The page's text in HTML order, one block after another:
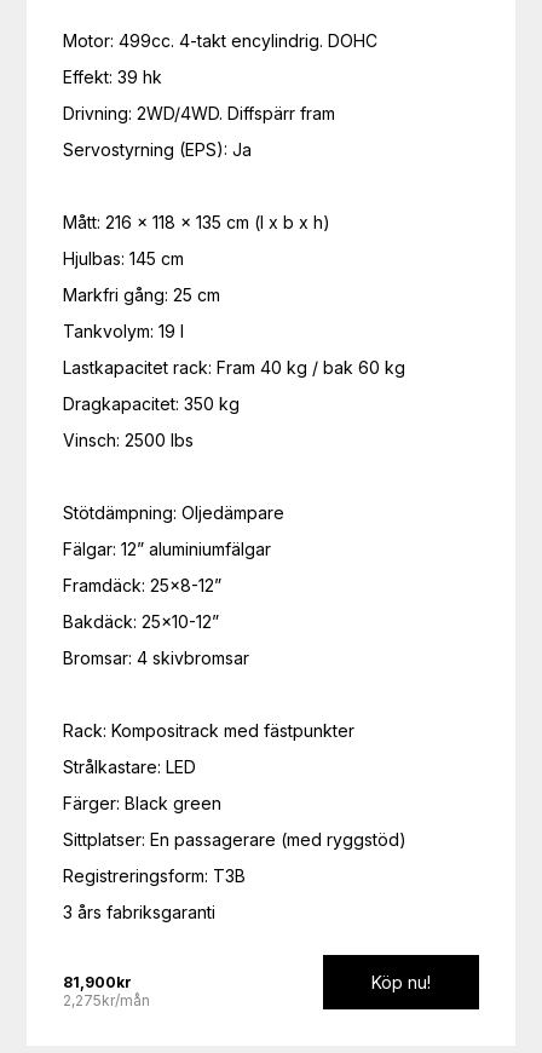
Motor: 499cc. 4-takt encylindrig. DOHC
Effekt: 39 hk
Drivning: 2WD/4WD. Diffspärr fram
Servostyrning (EPS): Ja
Mått: 216 x 118 x 135 cm (l x b x h)
Hjulbas: 145 cm
Markfri gång: 25 cm
Tankvolym: 19 l
Lastkapacitet rack: Fram 40 kg / bak 60 kg
Dragkapacitet: 350 kg
Vinsch: 2500 lbs
Stötdämpning: Oljedämpare
Fälgar: 12” aluminiumfälgar
Framdäck: 25×8-12”
Bakdäck: 25×10-12”
Bromsar: 4 skivbromsar
Rack: Kompositrack med fästpunkter
Strålkastare: LED
Färger: Black green
Sittplatser: En passagerare (med ryggstöd)
Registreringsform: T3B
3 års fabriksgaranti
81,900kr
2,275kr/mån
Köp nu!